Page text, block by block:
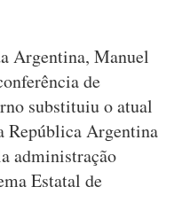
Argentina, Manuel
de
substituiu o atual
República Argentina
administração
Estatal de